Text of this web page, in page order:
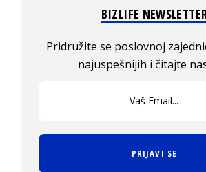
BIZLIFE
Pridružite se poslovnoj
najuspešnijih i čitajte
PRIJAVI SE